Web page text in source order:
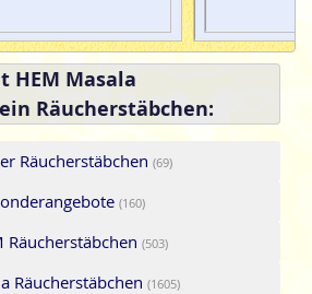
HEM Masala
Räucherstäbchen:
Räucherstäbchen (69)
(160)
Räucherstäbchen (503)
Räucherstäbchen (1605)